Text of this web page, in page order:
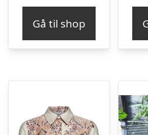
Gå til shop